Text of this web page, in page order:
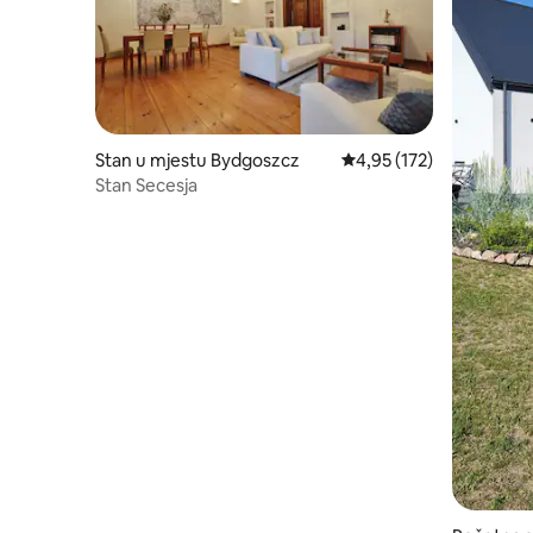
Stan u mjestu Bydgoszcz prosječna ocjena 4,95
4,95 (172)
Stan Secesja